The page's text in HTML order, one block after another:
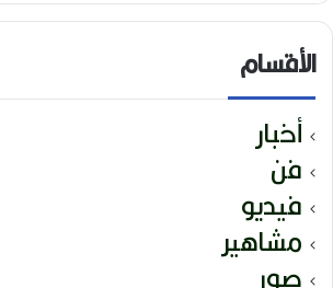
الأقسام
أخبار
فن
فيديو
مشاهير
صور